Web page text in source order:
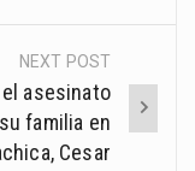
NEXT POST
asesinato
familia en
Cesar